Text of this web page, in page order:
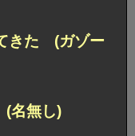
きた (ガゾー
名無し)